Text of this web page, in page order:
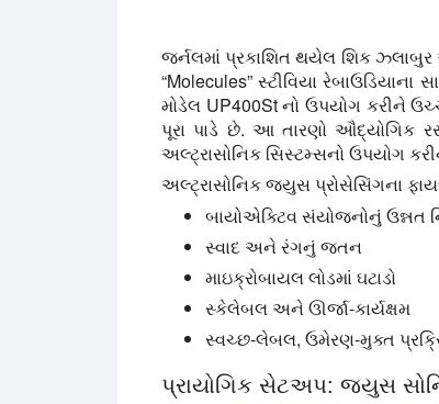
જર્નલમાં પ્રકાશિત થયેલ શિક ઝ્લાબુર
“Molecules” સ્ટીવિયા રેબાઉડિયાના
મોડેલ UP400St નો ઉપયોગ કરીને
પૂરા પાડે છે. આ તારણો ઔદ્યોગિક
અલ્ટ્રાસોનિક સિસ્ટમ્સનો ઉપયોગ
અલ્ટ્રાસોનિક જ્યુસ પ્રોસેસિંગના
બાયોએક્ટિવ સંયોજનોનું ઉન્નત
સ્વાદ અને રંગનું જતન
માઇક્રોબાયલ લોડમાં ઘટાડો
સ્કેલેબલ અને ઊર્જા-કાર્યક્ષમ
સ્વચ્છ-લેબલ, ઉમેરણ-મુક્ત
પ્રાયોગિક સેટઅપ: જ્યુસ